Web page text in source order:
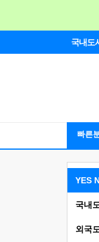
국내도
빠른
YES
국내
외국